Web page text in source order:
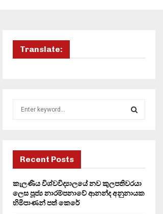
Translate:
f
r
:
R
Recent Posts
කැලණිය විශ්වවිද්‍යාලයේ නව කුලපතිවරයා
ලෙස පූජ්‍ය නාරම්පනාවේ ආනන්ද අනුනායක
හිමිපාණන් පත් කෙරේ